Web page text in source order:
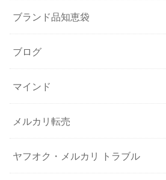
ブランド品知恵袋
ブログ
マインド
メルカリ転売
ヤフオク・メルカリ トラブル